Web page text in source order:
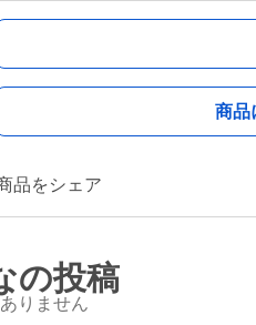
商品
品をシェア
の投稿
りません